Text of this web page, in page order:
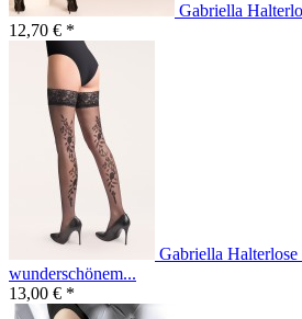
Gabriella
12,70 € *
Gabriella Halterlose
wunderschönem...
13,00 € *